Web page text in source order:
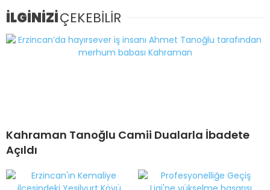
İLGİNİZİÇEKEBİLİR
Kahraman Tanoğlu Camii Dualarla İbadete
Açıldı